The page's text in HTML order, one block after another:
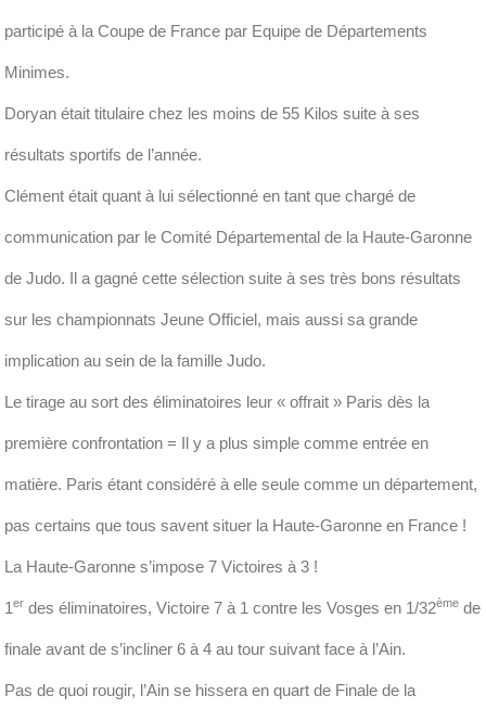
participé à la Coupe de France par Equipe de Départements
Minimes.
Doryan était titulaire chez les moins de 55 Kilos suite à ses
résultats sportifs de l’année.
Clément était quant à lui sélectionné en tant que chargé de
communication par le Comité Départemental de la Haute-Garonne
de Judo. Il a gagné cette sélection suite à ses très bons résultats
sur les championnats Jeune Officiel, mais aussi sa grande
implication au sein de la famille Judo.
Le tirage au sort des éliminatoires leur « offrait » Paris dès la
première confrontation = Il y a plus simple comme entrée en
matière. Paris étant considéré à elle seule comme un département,
pas certains que tous savent situer la Haute-Garonne en France !
La Haute-Garonne s’impose 7 Victoires à 3 !
1er des éliminatoires, Victoire 7 à 1 contre les Vosges en 1/32ème de
finale avant de s’incliner 6 à 4 au tour suivant face à l’Ain.
Pas de quoi rougir, l’Ain se hissera en quart de Finale de la